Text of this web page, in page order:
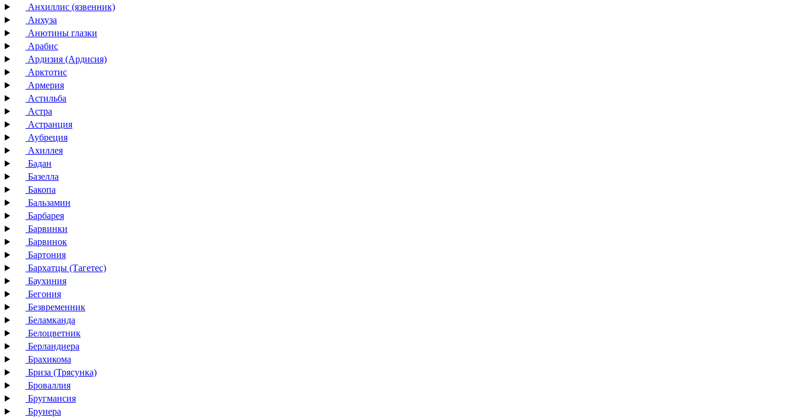
Анхиллис (язвенник)
Анхуза
Анютины глазки
Арабис
Ардизия (Ардисия)
Арктотис
Армерия
Астильба
Астра
Астранция
Аубреция
Ахиллея
Бадан
Базелла
Бакопа
Бальзамин
Барбарея
Барвинки
Барвинок
Бартония
Бархатцы (Тагетес)
Баухиния
Бегония
Безвременник
Беламканда
Белоцветник
Берландиера
Брахикома
Бриза (Трясунка)
Броваллия
Бругмансия
Брунера